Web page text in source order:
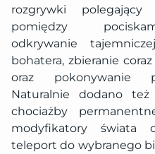
rozgrywki
pomiędzy
odkrywanie
bohatera, zbieranie
oraz pokonywanie
Naturalnie dodano
chociażby
modyfikatory świata
teleport do wybranego